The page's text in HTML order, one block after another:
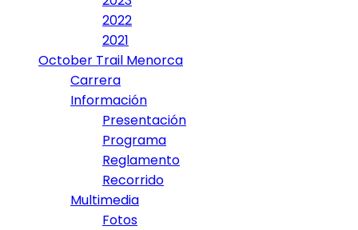
2022
2021
October Trail Menorca
Carrera
Información
Presentación
Programa
Reglamento
Recorrido
Multimedia
Fotos